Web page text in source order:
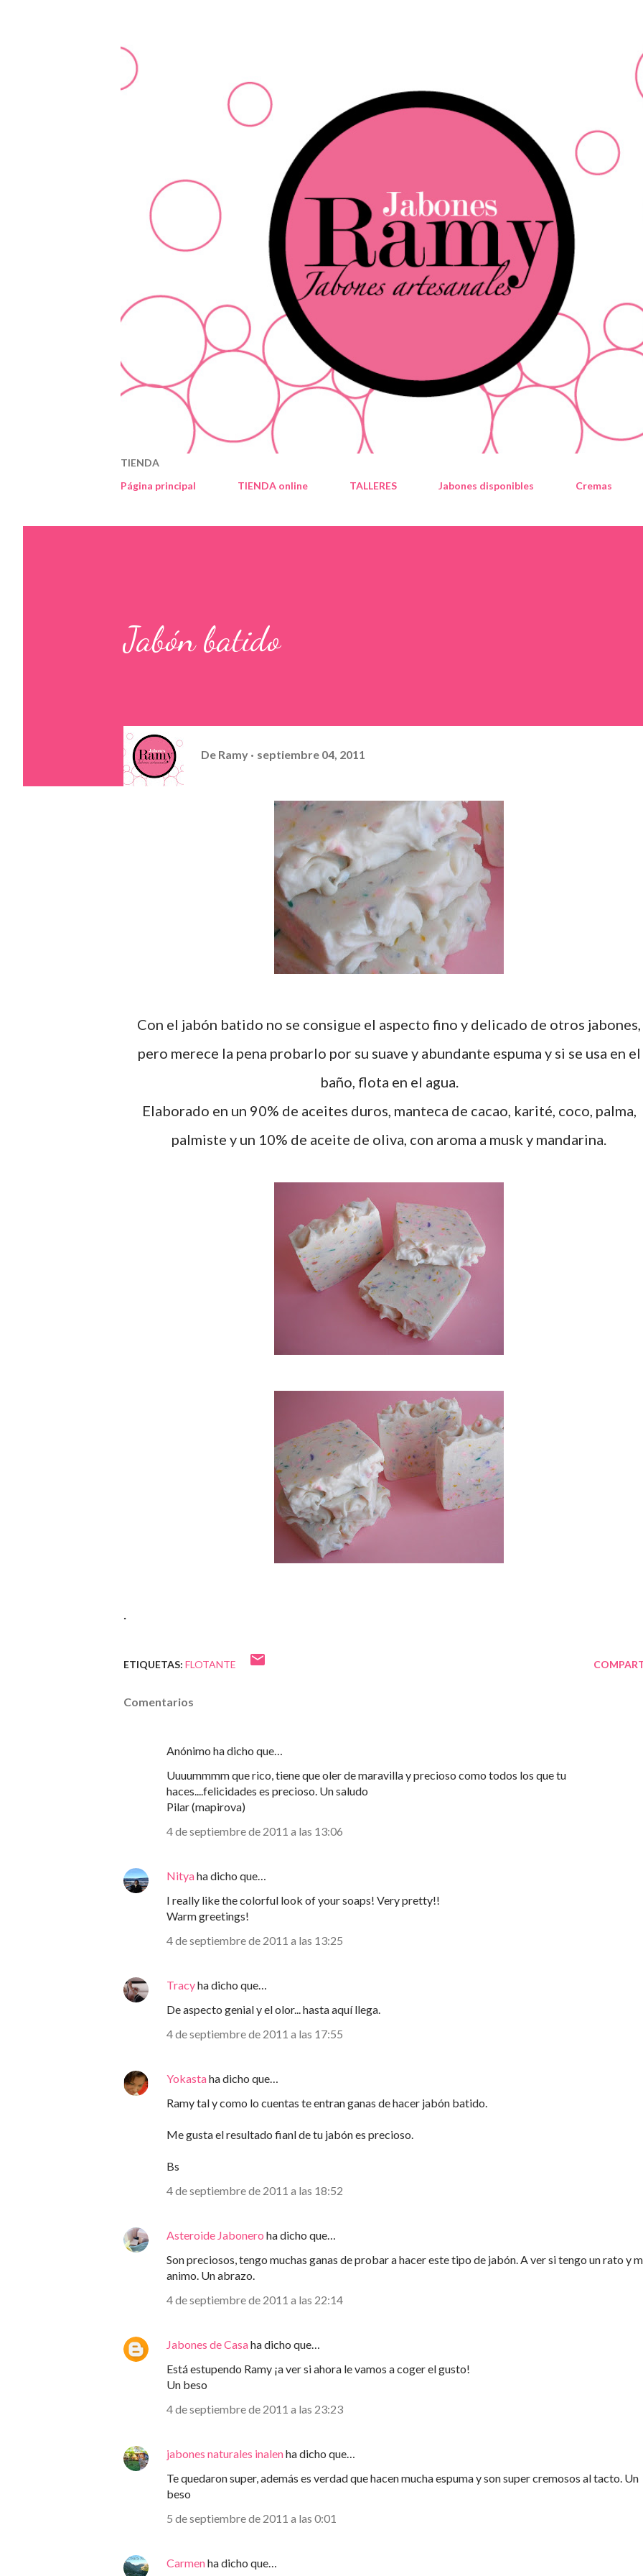
TIENDA
Página principal
TIENDA online TALLERES Jabones disponibles Cremas
Jabón batido
De Ramy septiembre 04, 2011
Con el jabón batido no se consigue el aspecto fino y delicado de otros jabones,
pero merece la pena probarlo por su suave y abundante espuma y si se usa en el
baño, flota en el agua.
Elaborado en un 90% de aceites duros, manteca de cacao, karité, coco, palma,
palmiste y un 10% de aceite de oliva, con aroma a musk y mandarina.
.
ETIQUETAS: FLOTANTE
Comentarios
Anónimo ha dicho que…
Uuuummmm que rico, tiene que oler de maravilla y precioso como todos los que tu
haces....felicidades es precioso. Un saludo
Pilar (mapirova)
4 de septiembre de 2011 a las 13:06
Nityaha dicho que…
I really like the colorful look of your soaps! Very pretty!!
Warm greetings!
4 de septiembre de 2011 a las 13:25
Tracyha dicho que…
De aspecto genial y el olor... hasta aquí llega.
4 de septiembre de 2011 a las 17:55
Yokastaha dicho que…
Ramy tal y como lo cuentas te entran ganas de hacer jabón batido.
Me gusta el resultado fianl de tu jabón es precioso.
Bs
4 de septiembre de 2011 a las 18:52
Asteroide Jabonero ha dicho que…
Son preciosos, tengo muchas ganas de probar a hacer este tipo de jabón. A ver si tengo un rato y
animo. Un abrazo.
4 de septiembre de 2011 a las 22:14
Jabones de Casaha dicho que…
Está estupendo Ramy ¡a ver si ahora le vamos a coger el gusto!
Un beso
4 de septiembre de 2011 a las 23:23
jabones naturales inalenha dicho que…
Te quedaron super, además es verdad que hacen mucha espuma y son super cremosos al tacto. Un
beso
5 de septiembre de 2011 a las 0:01
Carmenha dicho que…